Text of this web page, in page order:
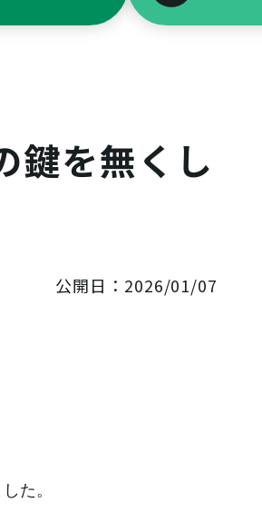
鍵を無くし
公開日：2026/01/07
た。